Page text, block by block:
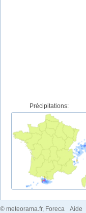
Précipitations:
© meteorama.fr, Foreca Aide